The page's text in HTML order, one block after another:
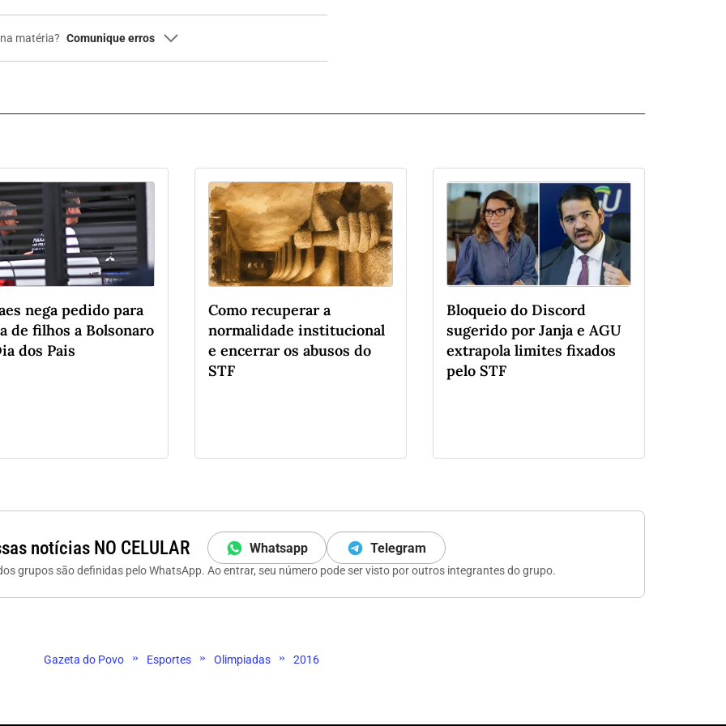
matéria? Comunique erros
Seu email
0/700
da Gazeta do Povo.
nega pedido para
de filhos a Bolsonaro
dos Pais
Como recuperar a
normalidade institucional
e encerrar os abusos do
STF
Bloqueio do Discord
sugerido por Janja e AGU
extrapola limites fixados
pelo STF
notícias NO CELULAR Whatsapp Telegram
grupos são definidas pelo WhatsApp. Ao entrar, seu número pode ser visto por outros integrantes do grupo.
Gazeta do Povo » Esportes » Olimpiadas » 2016